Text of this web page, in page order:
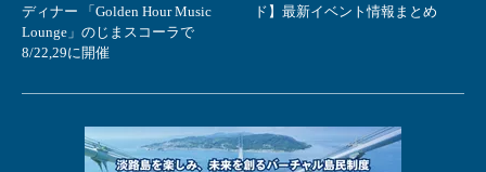
ディナー 「Golden Hour Music
Lounge」のじまスコーラで
8/22,29に開催
ド】最新イベント情報まとめ